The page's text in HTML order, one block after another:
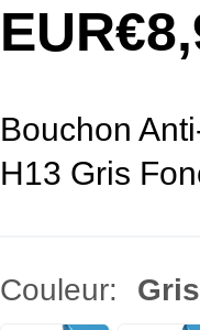
EUR€8,
Bouchon
H13 Gris
Couleur: